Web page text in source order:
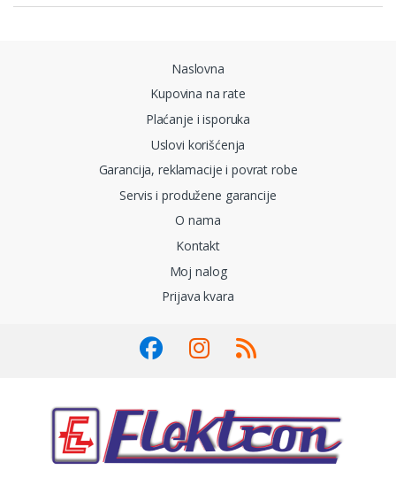
Naslovna
Kupovina na rate
Plaćanje i isporuka
Uslovi korišćenja
Garancija, reklamacije i povrat robe
Servis i produžene garancije
O nama
Kontakt
Moj nalog
Prijava kvara